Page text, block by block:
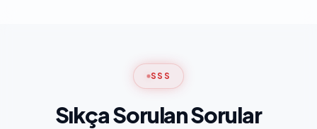
SSS
Sıkça Sorulan Sorular